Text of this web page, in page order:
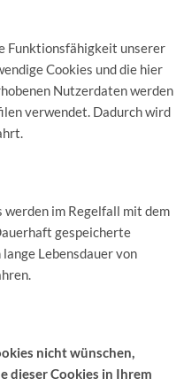
Funktionsfähigkeit unserer
Cookies und die hier
Nutzerdaten werden
verwendet. Dadurch wird
im Regelfall mit dem
gespeicherte
Lebensdauer von
nicht wünschen,
dieser Cookies in Ihrem